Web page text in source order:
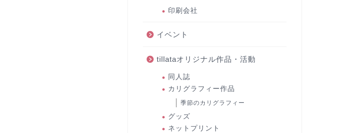
印刷会社
イベント
tillataオリジナル作品・活動
同人誌
カリグラフィー作品
季節のカリグラフィー
グッズ
ネットプリント